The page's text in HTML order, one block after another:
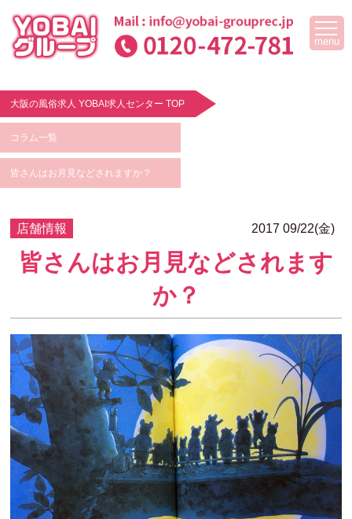
menu
大阪の風俗求人 YOBAI求人センター TOP
コラム一覧
皆さんはお月見などされますか？
店舗情報 2017 09/22(金)
皆さんはお月見などされます
か？